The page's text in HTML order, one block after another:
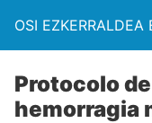
OSI EZKERRALDEA
Protocolo
hemorragia